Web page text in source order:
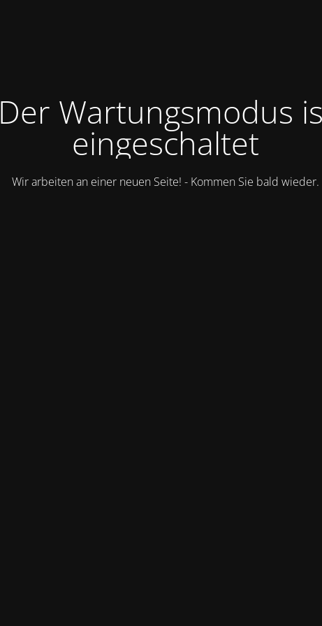
Der Wartungsmodus
eingeschaltet
Wir arbeiten an einer neuen Seite! - Kommen Sie bald wieder.